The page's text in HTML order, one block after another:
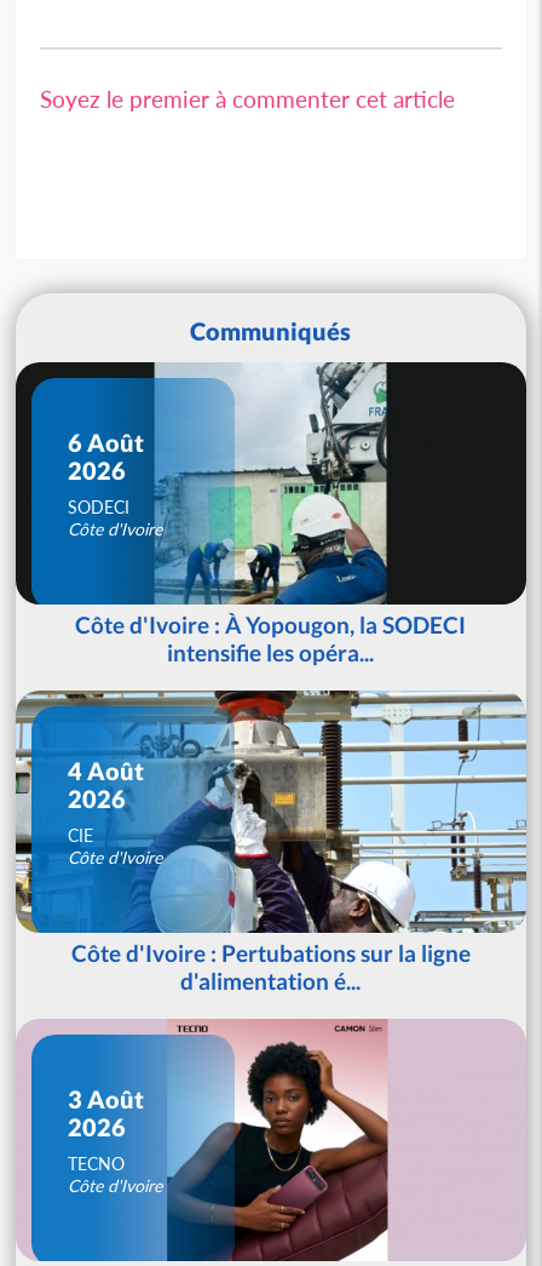
Soyez le premier à commenter cet article
Communiqués
6 Août
2026
SODECI
Côte d'Ivoire
Côte d'Ivoire : À Yopougon, la SODECI
intensifie les opéra...
4 Août
2026
CIE
Côte d'Ivoire
Côte d'Ivoire : Pertubations sur la ligne
d'alimentation é...
3 Août
2026
TECNO
Côte d'Ivoire